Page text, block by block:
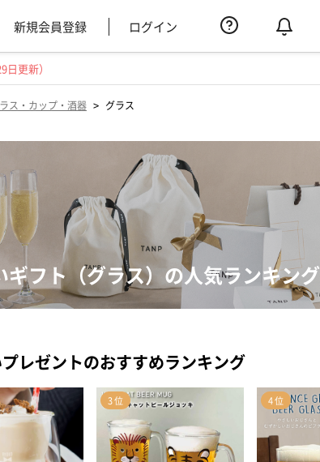
新規会員登録 ログイン
更新）
ス・カップ・酒器 > グラス
フト（グラス）の人気ランキング
レゼントのおすすめランキング